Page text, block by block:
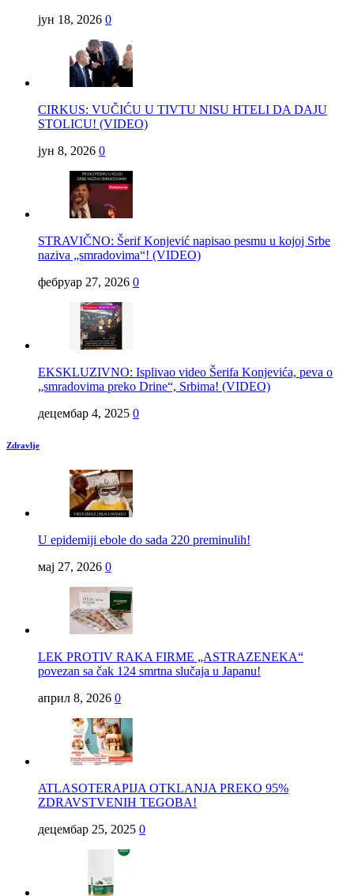
јун 18, 2026 0
CIRKUS: VUČIĆU U TIVTU NISU HTELI DA DAJU
STOLICU! (VIDEO)
јун 8, 2026 0
STRAVIČNO: Šerif Konjević napisao pesmu u kojoj Srbe
naziva „smradovima“! (VIDEO)
фебруар 27, 2026 0
EKSKLUZIVNO: Isplivao video Šerifa Konjevića, peva o
„smradovima preko Drine“, Srbima! (VIDEO)
децембар 4, 2025 0
Zdravlje
U epidemiji ebole do sada 220 preminulih!
мај 27, 2026 0
LEK PROTIV RAKA FIRME „ASTRAZENEKA“
povezan sa čak 124 smrtna slučaja u Japanu!
април 8, 2026 0
ATLASOTERAPIJA OTKLANJA PREKO 95%
ZDRAVSTVENIH TEGOBA!
децембар 25, 2025 0